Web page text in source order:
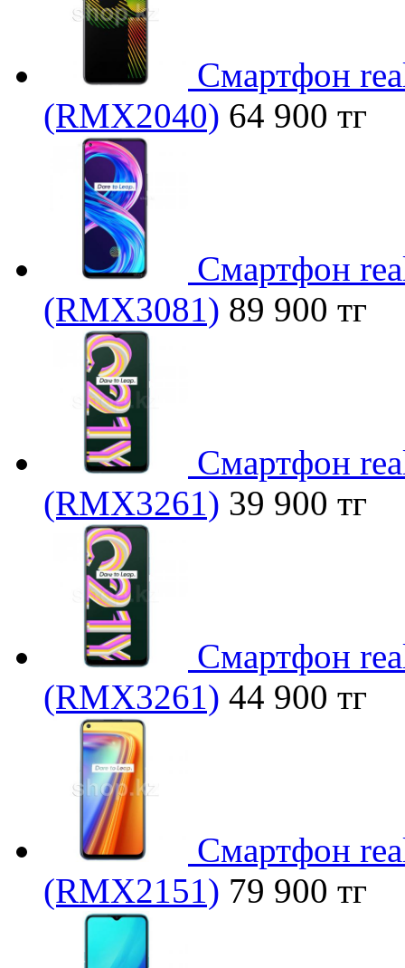
Смартфон
(RMX2040) 64 900 тг
Смартфон
(RMX3081) 89 900 тг
Смартфон
(RMX3261) 39 900 тг
Смартфон
(RMX3261) 44 900 тг
Смартфон
(RMX2151) 79 900 тг